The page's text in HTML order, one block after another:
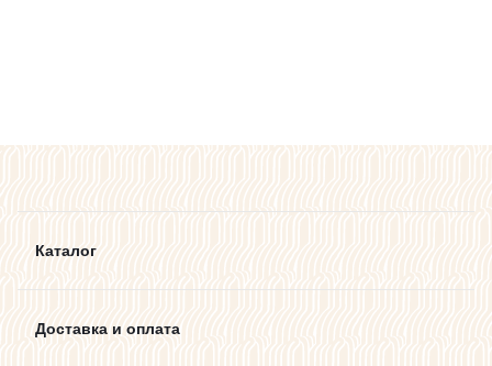
Каталог
Доставка и оплата